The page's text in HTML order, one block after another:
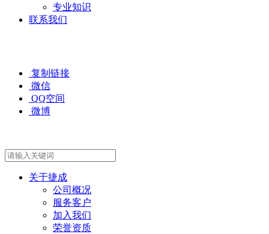
专业知识
联系我们
复制链接
微信
QQ空间
微博
关于捷成
公司概况
服务客户
加入我们
荣誉资质